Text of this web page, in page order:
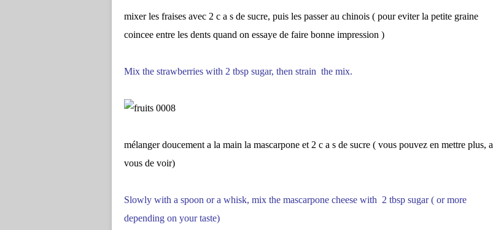
mixer les fraises avec 2 c a s de sucre, puis les passer au chinois ( pour eviter la petite graine
coincee entre les dents quand on essaye de faire bonne impression )
Mix the strawberries with 2 tbsp sugar, then strain the mix.
mélanger doucement a la main la mascarpone et 2 c a s de sucre ( vous pouvez en mettre plus, a
vous de voir)
Slowly with a spoon or a whisk, mix the mascarpone cheese with 2 tbsp sugar ( or more
depending on your taste)